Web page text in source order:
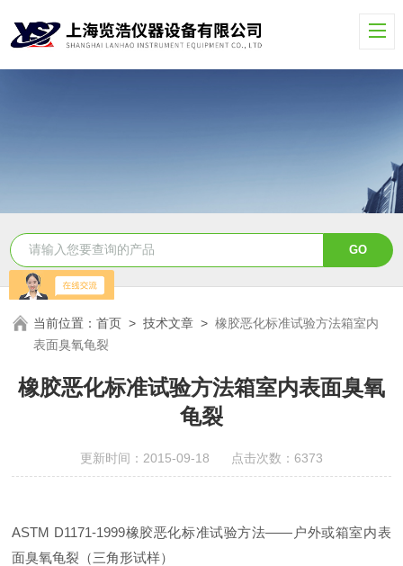
当前位置：首页 >技术文章 >橡胶恶化标准试验方法箱室内
表面臭氧龟裂
橡胶恶化标准试验方法箱室内表面臭氧
龟裂
更新时间：2015-09-18 点击次数：6373
ASTM D1171-1999橡胶恶化标准试验方法——户外或箱室内表
面臭氧龟裂（三角形试样）